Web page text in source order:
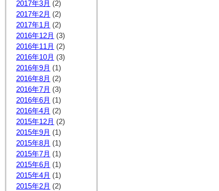
2017年3月 (2)
2017年2月 (2)
2017年1月 (2)
2016年12月 (3)
2016年11月 (2)
2016年10月 (3)
2016年9月 (1)
2016年8月 (2)
2016年7月 (3)
2016年6月 (1)
2016年4月 (2)
2015年12月 (2)
2015年9月 (1)
2015年8月 (1)
2015年7月 (1)
2015年6月 (1)
2015年4月 (1)
2015年2月 (2)